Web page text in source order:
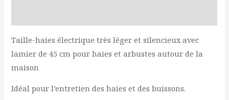
Taille-haies électrique très léger et silencieux avec
lamier de 45 cm pour haies et arbustes autour de la
maison
Idéal pour l’entretien des haies et des buissons.